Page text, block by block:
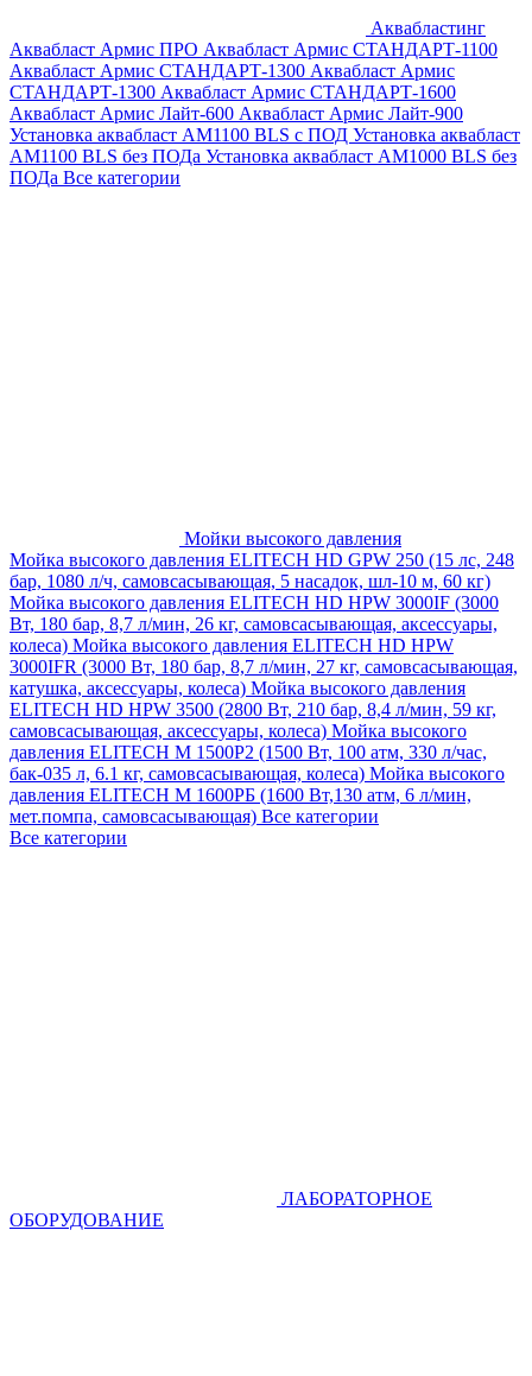
Аквабластинг
Аквабласт Армис ПРО Аквабласт Армис СТАНДАРТ-1100
Аквабласт Армис СТАНДАРТ-1300 Аквабласт Армис
СТАНДАРТ-1300 Аквабласт Армис СТАНДАРТ-1600
Аквабласт Армис Лайт-600 Аквабласт Армис Лайт-900
Установка аквабласт AM1100 BLS с ПОД Установка аквабласт
AM1100 BLS без ПОДа Установка аквабласт AM1000 BLS без
ПОДа Все категории
Мойки высокого давления
Мойка высокого давления ELITECH HD GPW 250 (15 лс, 248
бар, 1080 л/ч, самовсасывающая, 5 насадок, шл-10 м, 60 кг)
Мойка высокого давления ELITECH HD HPW 3000IF (3000
Вт, 180 бар, 8,7 л/мин, 26 кг, самовсасывающая, аксессуары,
колеса) Мойка высокого давления ELITECH HD HPW
3000IFR (3000 Вт, 180 бар, 8,7 л/мин, 27 кг, самовсасывающая,
катушка, аксессуары, колеса) Мойка высокого давления
ELITECH HD HPW 3500 (2800 Вт, 210 бар, 8,4 л/мин, 59 кг,
самовсасывающая, аксессуары, колеса) Мойка высокого
давления ELITECH M 1500P2 (1500 Вт, 100 атм, 330 л/час,
бак-035 л, 6.1 кг, самовсасывающая, колеса) Мойка высокого
давления ELITECH М 1600РБ (1600 Вт,130 атм, 6 л/мин,
мет.помпа, самовсасывающая) Все категории
Все категории
ЛАБОРАТОРНОЕ
ОБОРУДОВАНИЕ